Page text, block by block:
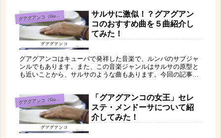
グアグアンコ（Guaguancó）
サルサに激似！？グアグアン
コのおすすめ曲を５曲紹介し
てみた！
グアグアンコはキューバで発祥した音楽で、ルンバのサブジャ
ンルでもあります。また、この音楽ジャンルはサルサの原型と
も近いことから、サルサのような曲もあります。今回の記事で
よ。
グアグアンコ（Guaguancó）
「グアグアンコの女王」セレ
ステ・メンドーサについて紹
介してみた！